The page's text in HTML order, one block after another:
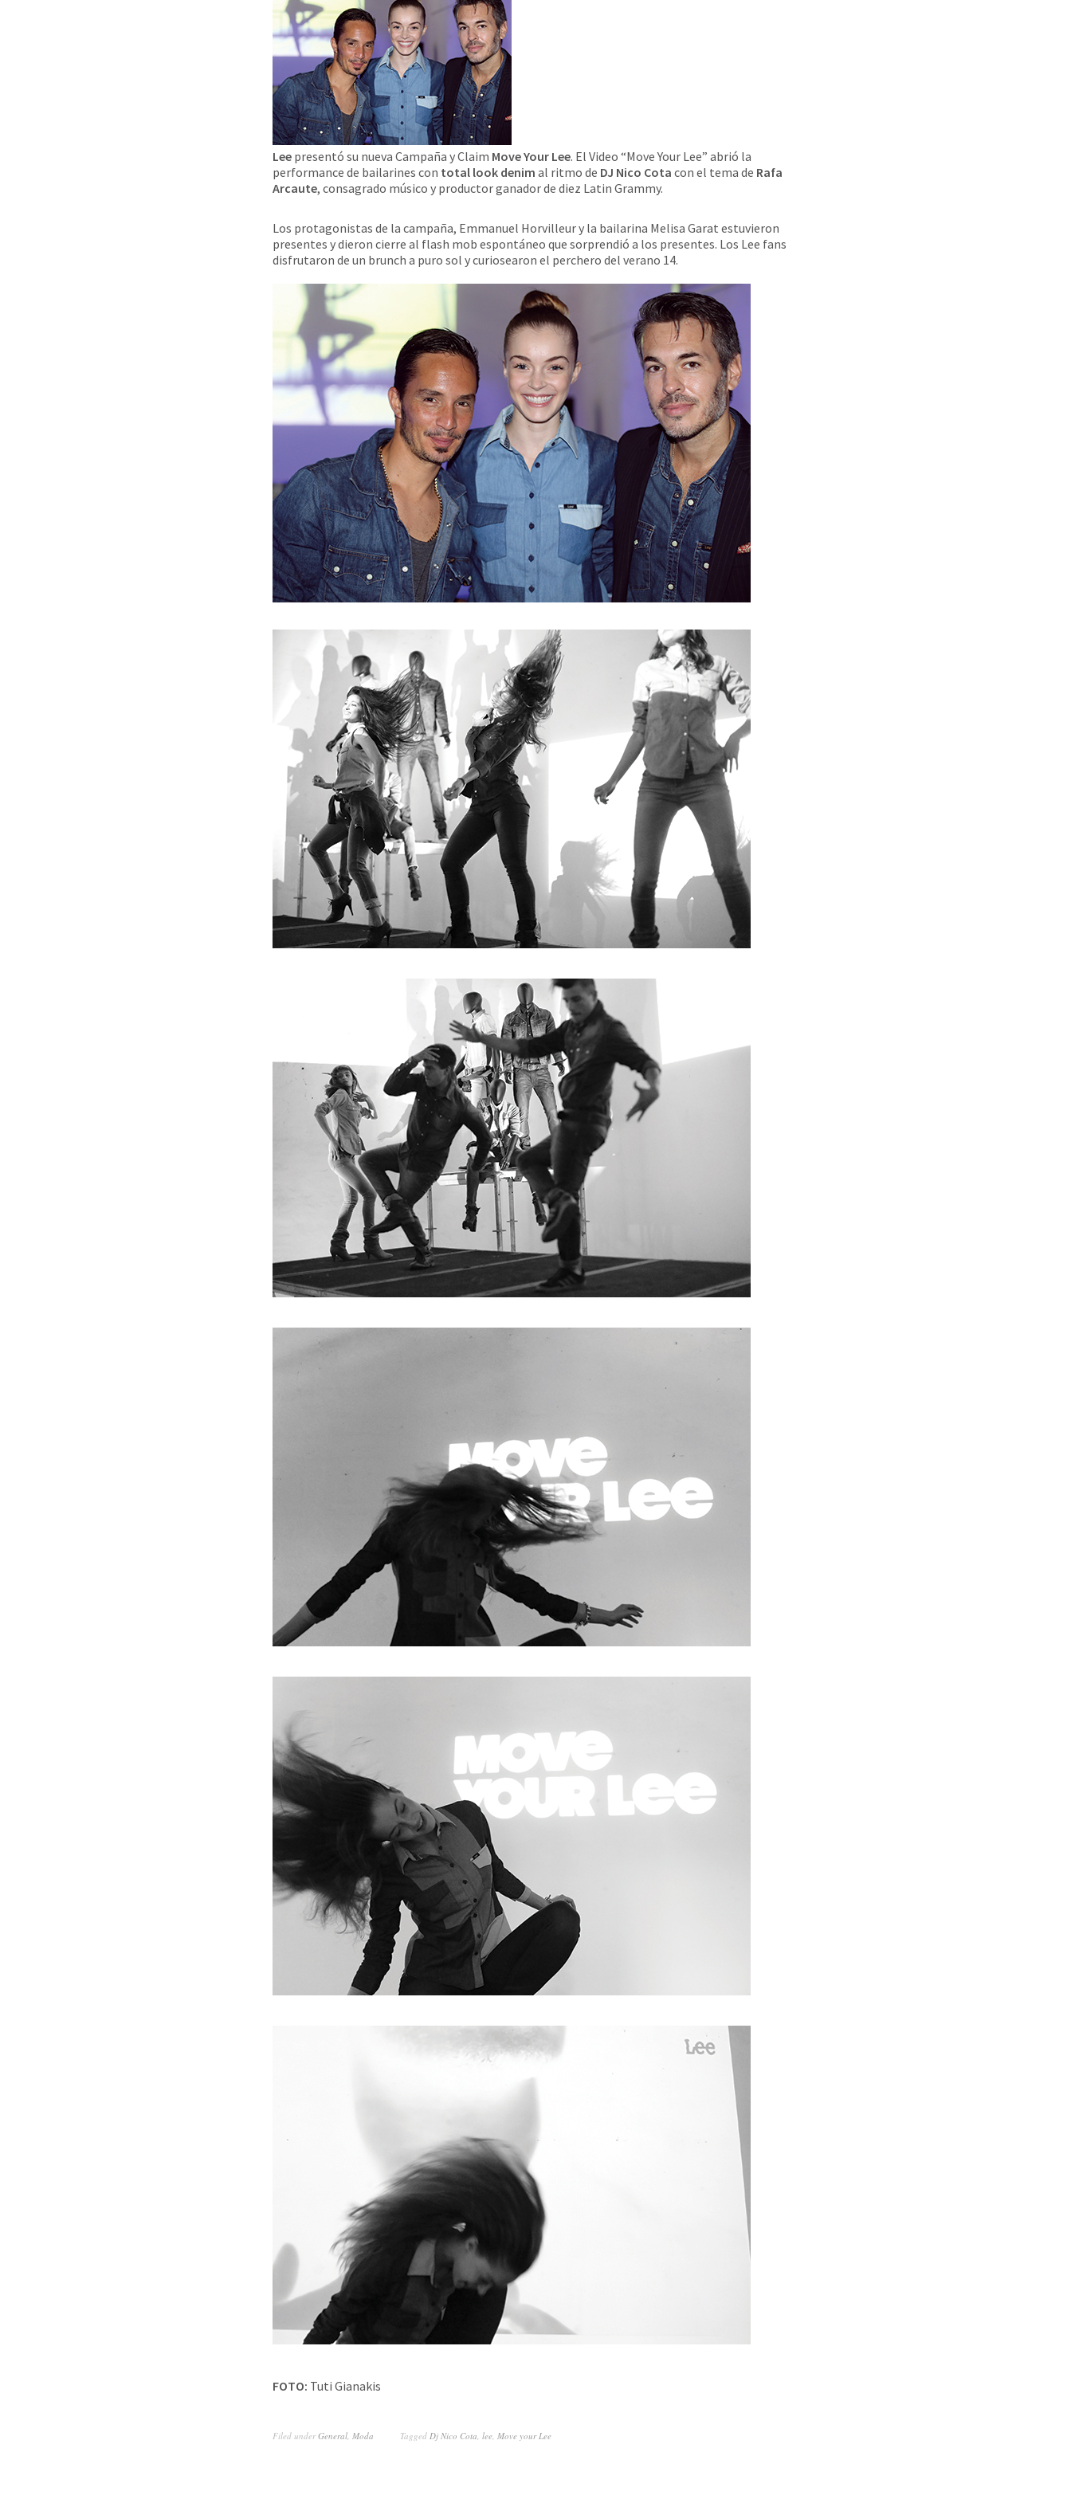
Lee presentó su nueva Campaña y Claim Move Your Lee. El Video “Move Your Lee” abrió la
performance de bailarines con total look denim al ritmo de DJ Nico Cota con el tema de Rafa
Arcaute, consagrado músico y productor ganador de diez Latin Grammy.
Los protagonistas de la campaña, Emmanuel Horvilleur y la bailarina Melisa Garat estuvieron
presentes y dieron cierre al flash mob espontáneo que sorprendió a los presentes. Los Lee fans
disfrutaron de un brunch a puro sol y curiosearon el perchero del verano 14.
FOTO: Tuti Gianakis
Filed underGeneral, Moda Tagged Dj Nico Cota, lee, Move your Lee